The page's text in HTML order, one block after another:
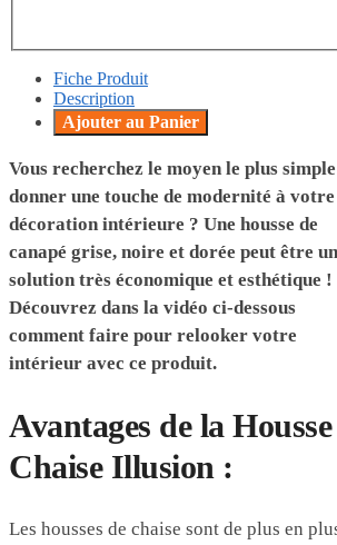
Fiche Produit
Description
Ajouter au Panier
Vous recherchez le moyen le plus
donner une touche de modernité à votre
décoration intérieure ? Une housse de
canapé grise, noire et dorée peut être
solution très économique et esthétique !
Découvrez dans la vidéo ci-dessous
comment faire pour relooker votre
intérieur avec ce produit.
Avantages de la
Chaise Illusion :
Les housses de chaise sont de plus en